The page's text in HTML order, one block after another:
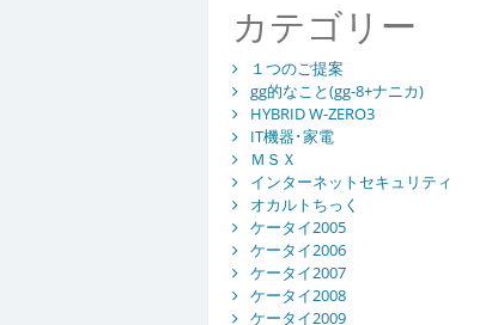
カテゴリー
１つのご提案
gg的なこと(gg-8+ナニカ)
HYBRID W-ZERO3
IT機器･家電
ＭＳＸ
インターネットセキュリティ
オカルトちっく
ケータイ2005
ケータイ2006
ケータイ2007
ケータイ2008
ケータイ2009